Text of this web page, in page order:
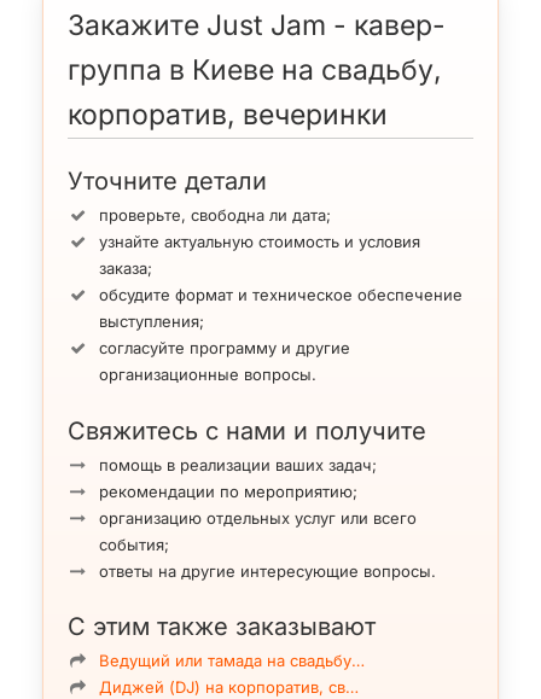
Закажите Just Jam - кавер-
группа в Киеве на свадьбу,
корпоратив, вечеринки
Уточните детали
проверьте, свободна ли дата;
узнайте актуальную стоимость и условия
заказа;
обсудите формат и техническое обеспечение
выступления;
согласуйте программу и другие
организационные вопросы.
Свяжитесь с нами и получите
помощь в реализации ваших задач;
рекомендации по мероприятию;
организацию отдельных услуг или всего
события;
ответы на другие интересующие вопросы.
С этим также заказывают
Ведущий или тамада на свадьбу…
Диджей (DJ) на корпоратив, св…